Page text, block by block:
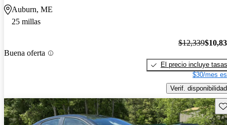
Auburn, ME
25 millas
Buena oferta
$12,339
El precio incluye tasas
$30/mes
Verif. disponibilidad